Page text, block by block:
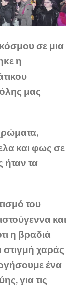
σε μια
η
μας
και φως σε
ήταν τα
του
και
η βραδιά
στιγμή χαράς
ένα
για τις